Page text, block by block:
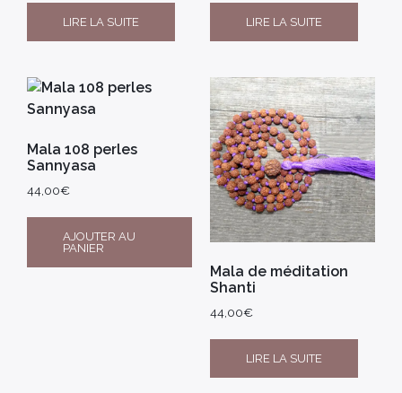
LIRE LA SUITE LIRE LA SUITE
Mala 108 perles
Sannyasa
44,00€
AJOUTER AU
PANIER
Mala de méditation
Shanti
44,00€
LIRE LA SUITE